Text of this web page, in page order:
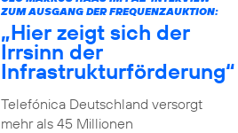
ZUM AUSGANG DER FREQUENZAUKTION:
„Hier zeigt sich der
Irrsinn der
Infrastrukturförderung“
Telefónica Deutschland versorgt
mehr als 45 Millionen